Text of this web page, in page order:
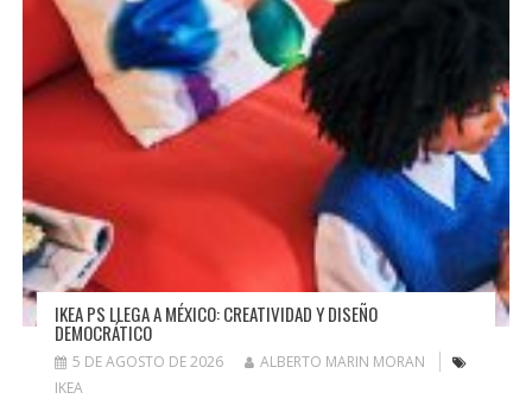
IKEA PS LLEGA A MÉXICO: CREATIVIDAD Y DISEÑO
DEMOCRÁTICO
5 DE AGOSTO DE 2026
ALBERTO MARIN MORAN
IKEA